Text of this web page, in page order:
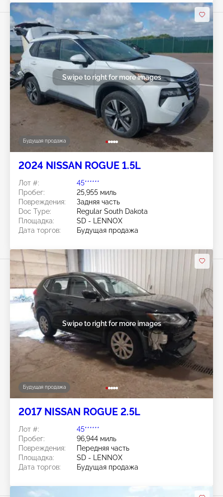
Будущая продажа
Swipe to right for more images
2024 NISSAN ROGUE 1.5L
Лот #:
45******
Пробег:
25,955 миль
Повреждения:
Задняя часть
Doc Type:
Regular South Dakota
Площадка:
SD - LENNOX
Дата торгов:
Будущая продажа
Будущая продажа
Swipe to right for more images
2017 NISSAN ROGUE 2.5L
Лот #:
45******
Пробег:
96,944 миль
Повреждения:
Передняя часть
Площадка:
SD - LENNOX
Дата торгов:
Будущая продажа